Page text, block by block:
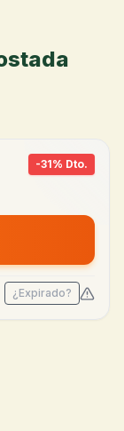
-31% Dto.
¿Expirado?